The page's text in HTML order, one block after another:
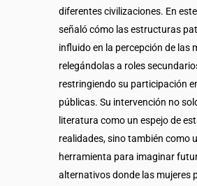
diferentes civilizaciones. En
señaló cómo las estructuras
influido en la percepción de las
relegándolas a roles
restringiendo su participación
públicas. Su intervención no
literatura como un espejo de
realidades, sino también como
herramienta para imaginar
alternativos donde las mujeres